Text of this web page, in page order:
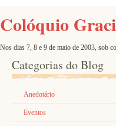
Colóquio
Nos dias 7, 8 e 9 de maio de 2003, sob
Categorias do Blog
Anedotário
Eventos